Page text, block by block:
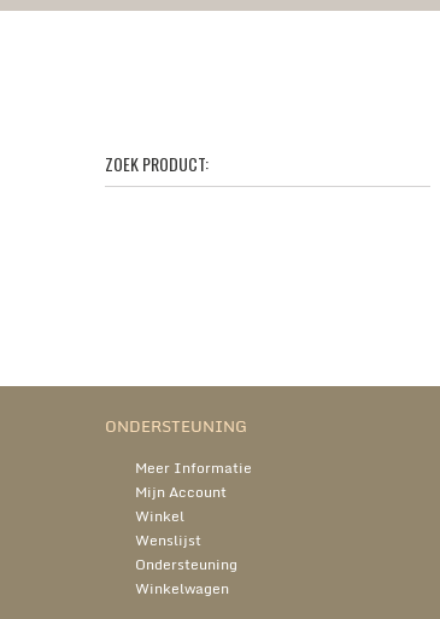
ZOEK PRODUCT:
ONDERSTEUNING
Meer Informatie
Mijn Account
Winkel
Wenslijst
Ondersteuning
Winkelwagen